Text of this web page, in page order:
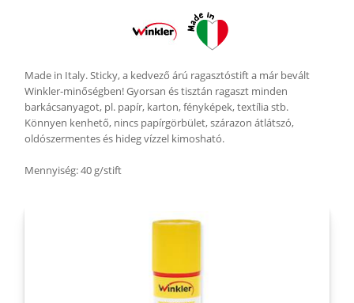
Made in Italy. Sticky, a kedvező árú ragasztóstift a már bevált
Winkler-minőségben! Gyorsan és tisztán ragaszt minden
barkácsanyagot, pl. papír, karton, fényképek, textília stb.
Könnyen kenhető, nincs papírgörbület, szárazon átlátszó,
oldószermentes és hideg vízzel kimosható.
Mennyiség: 40 g/stift